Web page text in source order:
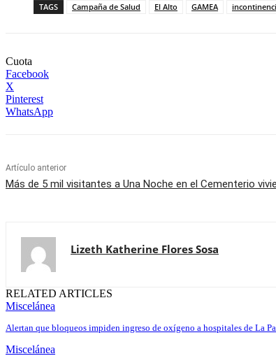
TAGS Campaña de Salud El Alto GAMEA
Cuota
Facebook
X
Pinterest
WhatsApp
Artículo anterior
Más de 5 mil visitantes a Una Noche en el Cementerio
Lizeth Katherine Flores Sosa
RELATED ARTICLES
Miscelánea
Alertan que bloqueos impiden ingreso de oxígeno a hospitales de La
Miscelánea